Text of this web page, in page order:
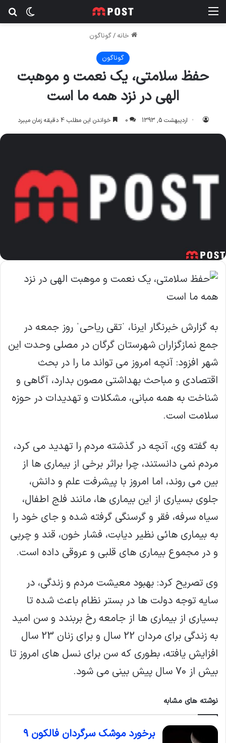
تغییر
خانه /گوناگون
گوناگون
حفظ سلامتی، یک نعمت و موهبت
الهی در نزد همه ما است
اردیبهشت 5, 1393 0 خواندن این مطلب 4 دقیقه زمان میبرد
به گزارش خبرنگار ایرنا، ˈتقی ریاحیˈ روز جمعه در
جمع نمازگزاران شهرستان گرگان در مصلی وحدت این
شهر افزود: آنچه امروز می تواند ما را در بحث
اقتصادی و مباحث بهداشتی مصون بدارد، آگاهی و
شناخت به همه مبانی، مشکلات و تهدیدات در حوزه
سلامت است.
به گفته وی، آنچه در گذشته مردم را تهدید می کرد،
مردم نمی دانستند، چرا براثر برخی از بیماری ها از
بین می روند، اما امروز با پیشرفت علم و دانش،
جلوی بسیاری از این بیماری ها، مانند فلج اطفال،
سیاه سرفه، فقر و گرسنگی گرفته شده و جای خود را
به بیماری هائی نظیر دیابت، فشار خون، قند و چربی
و در مجموع بیماری های قلبی و عروقی داده است.
وی تصریح کرد: بهبود معیشت مردم و زندگی، در
سایه توجه دولت ها در بستر نظام باعث شده تا
بسیاری از بیماری ها از جامعه رخ بربندد و سن امید
به زندگی برای مردان 22 سال و برای زنان 23 سال
افزایش یافته، بطوری که سن برای نسل های امروز تا
بیش از 70 سال پیش بینی می شود.
نوشته های مشابه
برخورد موشک سرگردان فالکون ۹